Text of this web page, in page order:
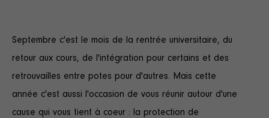
Septembre c'est le mois de la rentrée universitaire, du
retour aux cours, de l'intégration pour certains et des
retrouvailles entre potes pour d'autres. Mais cette
année c'est aussi l'occasion de vous réunir autour d'une
cause qui vous tient à coeur : la protection de